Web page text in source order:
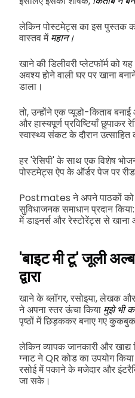
लेकिन पोस्टमेट्स का इस पुस्तक
वास्तव मेंमहान।
खाने की डिलीवरी प्लेटफॉर्म को
अवश्य होने वाली घर पर खाना
डाला।
तो, उन्होंने एक प्यूडो-किताब
और हास्यपूर्ण प्रविष्टियाँ
स्वास्थ्य संकट के दौरान
हर 'रेसिपी' के साथ एक विशेष
पोस्टमेट्स ऐप के ऑर्डर पेज पर
Postmates ने अपने पाठकों
सुविधाजनक समाधान प्रदान
में डाइनर्स और रेस्टोरेंट्स से खाना
'बाइट मी टू' जूली
द्वारा
खाने के ब्लॉगर, रसोइया, लेखक
ने अपना स्तर ऊंचा किया मुझे भी
पृष्ठों में छिड़ककर बनाए गए
लेकिन व्यापक जानकारी और
ग्नाट ने QR कोड का उपयोग
रसोई में पकाने के मजेदार और
जा सके।